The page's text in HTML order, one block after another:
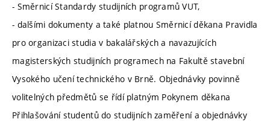
- Směrnicí Standardy studijních programů VUT,
- dalšími dokumenty a také platnou Směrnicí děkana Pravidla
pro organizaci studia v bakalářských a navazujících
magisterských studijních programech na Fakultě stavební
Vysokého učení technického v Brně. Objednávky povinně
volitelných předmětů se řídí platným Pokynem děkana
Přihlašování studentů do studijních zaměření a objednávky